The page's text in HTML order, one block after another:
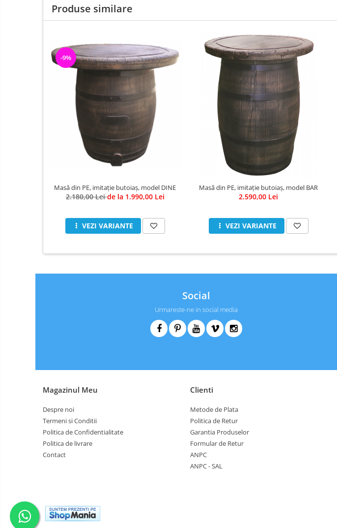
Produse similare
-9%
Masă din PE, imitație butoiaș, model DINE
2.180,00 Leide la 1.990,00 Lei
VEZI VARIANTE
Masă din PE, imitație butoiaș, model BAR
2.590,00 Lei
VEZI VARIANTE
Social
Urmareste-ne in social media
Magazinul Meu
Despre noi
Termeni si Conditii
Politica de Confidentialitate
Politica de livrare
Contact
Clienti
Metode de Plata
Politica de Retur
Garantia Produselor
Formular de Retur
ANPC
ANPC - SAL